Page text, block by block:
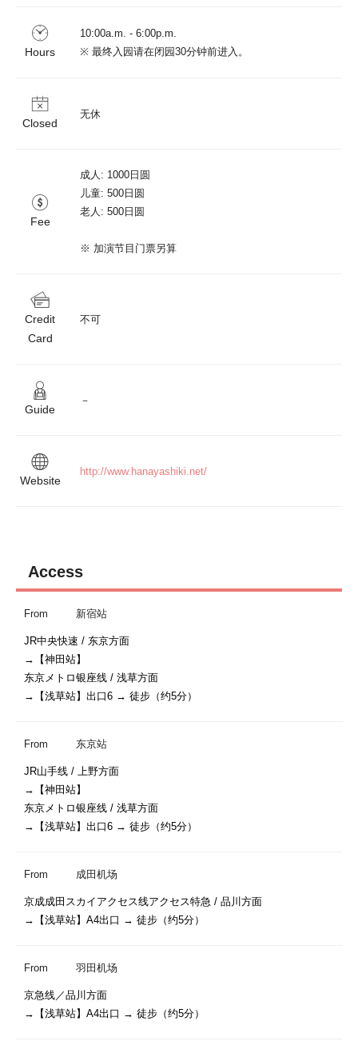
Hours
10:00a.m. - 6:00p.m.
※ 最终入园请在闭园30分钟前进入。
Closed
无休
Fee
成人: 1000日圆
儿童: 500日圆
老人: 500日圆
Credit
Card
不可
Guide
－
Website
http://www.hanayashiki.net/
Access
From 新宿站
JR中央快速 / 东京方面
→【神田站】
东京メトロ银座线 / 浅草方面
→【浅草站】出口6 → 徒步（约5分）
From 东京站
JR山手线 / 上野方面
→【神田站】
东京メトロ银座线 / 浅草方面
→【浅草站】出口6 → 徒步（约5分）
From 成田机场
京成成田スカイアクセス线アクセス特急 / 品川方面
→【浅草站】A4出口 → 徒步（约5分）
From 羽田机场
京急线／品川方面
→【浅草站】A4出口 → 徒步（约5分）